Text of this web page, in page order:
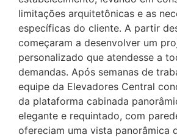
limitações arquitetônicas e as
específicas do cliente. A partir
começaram a desenvolver um
personalizado que atendesse a
demandas. Após semanas de
equipe da Elevadores Central
da plataforma cabinada
elegante e requintado, com
ofereciam uma vista panorâmica